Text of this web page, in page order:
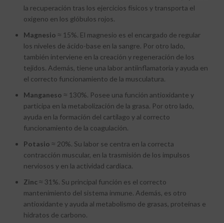
la recuperación tras los ejercicios físicos y transporta el
oxigeno en los glóbulos rojos.
Magnesio ≈ 15%. El magnesio es el encargado de regular
los niveles de ácido-base en la sangre. Por otro lado,
también interviene en la creación y regeneración de los
tejidos. Además, tiene una labor antiinflamatoria y ayuda en
el correcto funcionamiento de la musculatura.
Manganeso ≈ 130%. Posee una función antioxidante y
participa en la metabolización de la grasa. Por otro lado,
ayuda en la formación del cartílago y al correcto
funcionamiento de la coagulación.
Potasio ≈ 20%. Su labor se centra en la correcta
contracción muscular, en la trasmisión de los impulsos
nerviosos y en la actividad cardiaca.
Zinc ≈ 31%. Su principal función es el correcto
mantenimiento del sistema inmune. Además, es otro
antioxidante y ayuda al metabolismo de grasas, proteínas e
hidratos de carbono.